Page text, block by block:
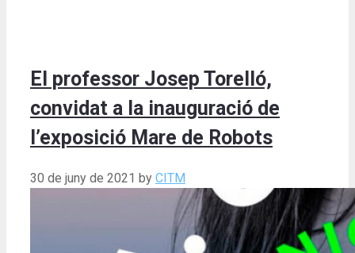
El professor Josep Torelló,
convidat a la inauguració de
l’exposició Mare de Robots
30 de juny de 2021 by CITM